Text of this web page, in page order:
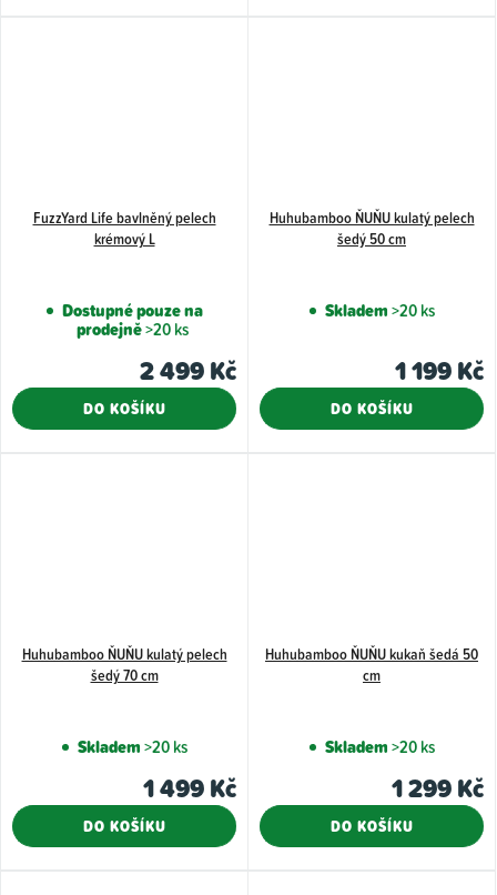
FuzzYard Life bavlněný pelech
krémový L
Dostupné pouze na
prodejně>20 ks
2 499 Kč
DO KOŠÍKU
Huhubamboo ŇUŇU kulatý pelech
šedý 50 cm
Skladem>20 ks
1 199 Kč
DO KOŠÍKU
Huhubamboo ŇUŇU kulatý pelech
šedý 70 cm
Skladem>20 ks
1 499 Kč
DO KOŠÍKU
Huhubamboo ŇUŇU kukaň šedá 50
cm
Skladem>20 ks
1 299 Kč
DO KOŠÍKU